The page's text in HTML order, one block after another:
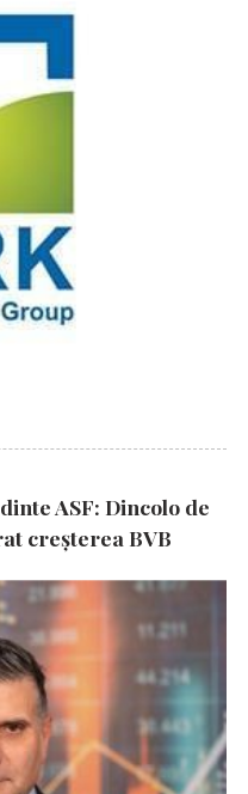
ASF: Dincolo de
creșterea BVB